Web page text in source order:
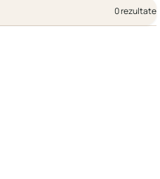
0 rezultate